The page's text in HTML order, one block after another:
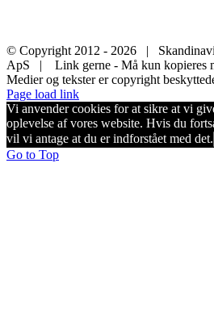
© Copyright 2012 - 2026 |
ApS | Link gerne - Må kun kopieres
Medier og tekster er copyright
Page load link
Vi anvender cookies for at sikre at vi
oplevelse af vores website. Hvis du
vil vi antage at du er indforstået med det.
Go to Top